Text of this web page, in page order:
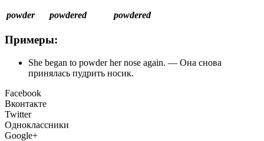
powder powdered powdered
Примеры:
She began to powder her nose again. — Она снова
принялась пудрить носик.
Facebook
Вконтакте
Twitter
Одноклассники
Google+